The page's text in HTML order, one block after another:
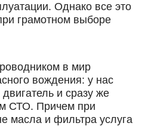
Однако все это
грамотном выборе
в мир
вождения: у нас
и сразу же
СТО. Причем при
масла и фильтра услуга